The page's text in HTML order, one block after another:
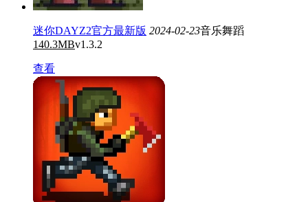
迷你DAYZ2官方最新版 2024-02-23音乐舞蹈
140.3MBv1.3.2
查看